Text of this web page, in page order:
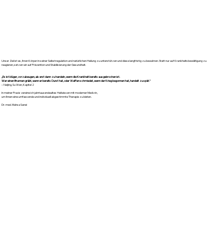
Unser Ziel ist es, Ihren Körper in seiner Selbstregulation und natürlichen Heilung zu unterstützen und diese langfristig zu bewahren. Statt nur auf Krankheitsbewältigung zu
reagieren, setzen wir auf Prävention und Stabilisierung der Gesundheit.
„Es ist klüger, vorzubeugen, als erst dann zu handeln, wenn die Krankheit bereits ausgebrochen ist.
Wer einen Brunnen gräbt, wenn er bereits Durst hat, oder Waffen schmiedet, wenn der Krieg begonnen hat, handelt zu spät.“
– Neijing, Su Wen, Kapitel 2
In meiner Praxis vereine ich jahrtausendealtes Heilwissen mit moderner Medizin,
um Ihnen eine umfassende und individuell abgestimmte Therapie zu bieten.
Dr. med. Mahsa Sanei